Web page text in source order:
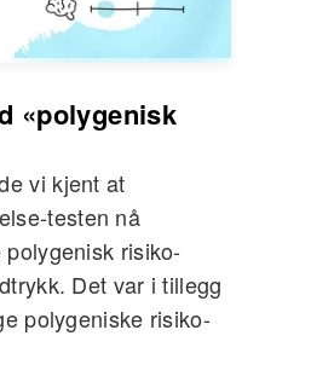
«polygenisk
vi kjent at
testen nå
risiko-
Det var i tillegg
polygeniske risiko-